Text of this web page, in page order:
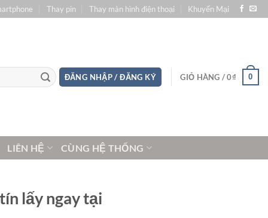
Thay pin Thay màn hình điện thoại Khuyến Mại
ĐĂNG NHẬP / ĐĂNG KÝ GIỎ HÀNG /0₫ 0
LIÊN HỆ CÙNG HỆ THỐNG
lấy ngay tại